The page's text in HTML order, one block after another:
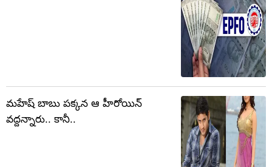
మహేష్ బాబు పక్కన ఆ హీరోయిన్
వద్దన్నారు.. కానీ..